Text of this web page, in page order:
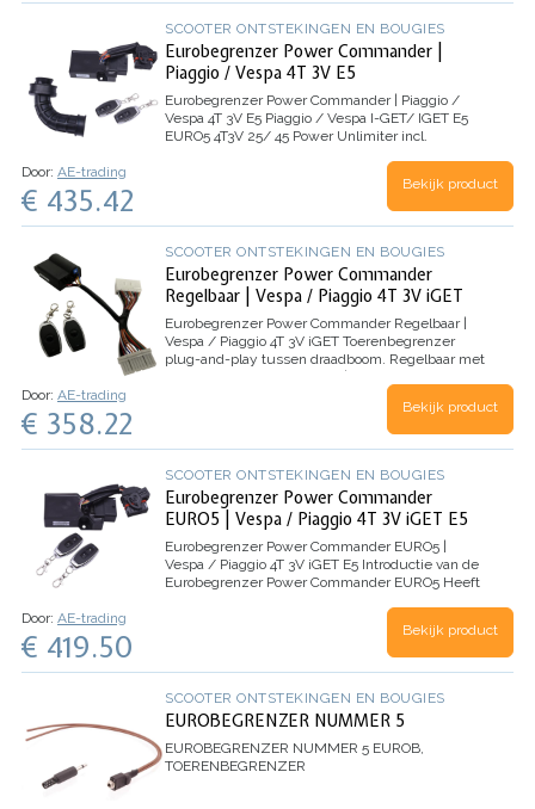
SCOOTER ONTSTEKINGEN EN BOUGIES
Eurobegrenzer Power Commander |
Piaggio / Vespa 4T 3V E5
Eurobegrenzer Power Commander | Piaggio /
Vespa 4T 3V E5 Piaggio / Vespa I-GET/ IGET E5
EURO5 4T3V 25/ 45 Power Unlimiter incl.
begrenzer (remote) | Vespa Primavera 4T 3V E5 /
Door: AE-trading
€ 435.42 Bekijk product
SCOOTER ONTSTEKINGEN EN BOUGIES
Eurobegrenzer Power Commander
Regelbaar | Vespa / Piaggio 4T 3V iGET
Eurobegrenzer Power Commander Regelbaar |
Vespa / Piaggio 4T 3V iGET Toerenbegrenzer
plug-and-play tussen draadboom. Regelbaar met
Sprint 4T 3V iGET E4 - Piaggio Zip 4T 3V iGET E4 /
Door: AE-trading
€ 358.22 Bekijk product
SCOOTER ONTSTEKINGEN EN BOUGIES
Eurobegrenzer Power Commander
EURO5 | Vespa / Piaggio 4T 3V iGET E5
Eurobegrenzer Power Commander EURO5 |
Vespa / Piaggio 4T 3V iGET E5 Introductie van de
Eurobegrenzer Power Commander EURO5 Heeft
snelheidsbegrenzer nodig voor uw Vespa of
Piaggio scooter? Zoek niet verder dan de…
Door: AE-trading
€ 419.50 Bekijk product
SCOOTER ONTSTEKINGEN EN BOUGIES
EUROBEGRENZER NUMMER 5
EUROBEGRENZER NUMMER 5 EUROB,
TOERENBEGRENZER